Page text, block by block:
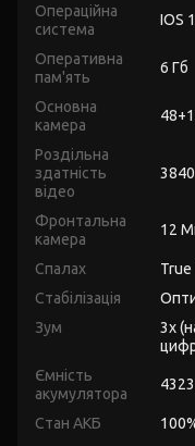
Операційна
система
IOS
Оперативна
пам'ять
6 Гб
Основна
камера
Роздільна
здатність
відео
Фронтальна
камера
12
Спалах
True
Стабілізація
Зум
3x
Ємність
акумулятора
Стан АКБ